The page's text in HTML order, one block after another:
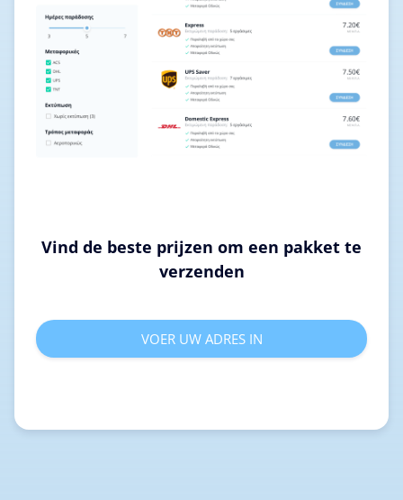
Vind de beste prijzen om een pakket te
verzenden
VOER UW ADRES IN